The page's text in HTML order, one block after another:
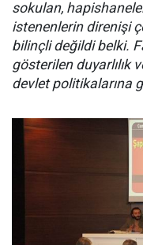
sokulan,
istenenlerin direnişi
bilinçli değildi belki.
gösterilen duyarlılık
devlet politikalarına